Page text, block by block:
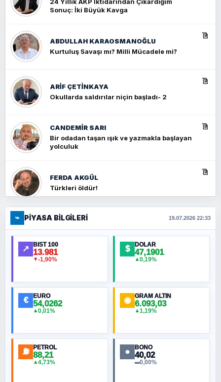
Sonuç: İki Büyük Kavga
ABDULLAH KARAOSMANOĞLU
Kurtuluş Savaşı mı? Milli Mücadele mi?
ARIF ÇETİNKAYA
Okullarda saldırılar niçin başladı- 2
CANDEMIR SARI
Bir odadan taşan ışık ve yazmakla başlayan
yolculuk
FERDA AKGÜL
Türkleri öldür!
FERHAT BÜYÜKKALKAN
Ankara Zirvesi: NATO Toplantısı mı, Yeni
Ortadoğu Haritasının Provası mı?
MURAT ÖZKAN
NURETTIN BÖLÜK
⌁ PIYASA BILGILERI 19.07.2026 22:33
↗ BIST 100
13.981
▼-1,90%
$ DOLAR
47,1901
▲0,19%
€ EURO
54,0262
▲0,01%
◉ GRAM ALTIN
6.093,03
▲1,19%
⛽ PETROL
88,21
▲4,73%
● BONO
40,02
▬0,00%